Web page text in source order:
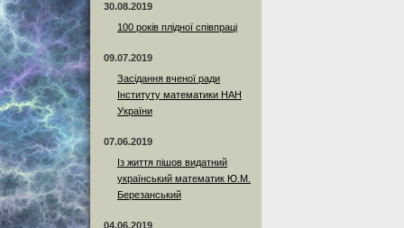
30.08.2019
100 років плідної співпраці
09.07.2019
Засідання вченої ради
Інституту математики НАН
України
07.06.2019
Із життя пішов видатний
український математик Ю.М.
Березанський
04.06.2019